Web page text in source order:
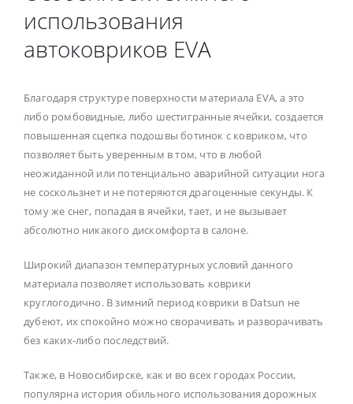
использования
автоковриков EVA
Благодаря структуре поверхности материала EVA, а это
либо ромбовидные, либо шестигранные ячейки, создается
повышенная сцепка подошвы ботинок с ковриком, что
позволяет быть уверенным в том, что в любой
неожиданной или потенциально аварийной ситуации нога
не соскользнет и не потеряются драгоценные секунды. К
тому же снег, попадая в ячейки, тает, и не вызывает
абсолютно никакого дискомфорта в салоне.
Широкий диапазон температурных условий данного
материала позволяет использовать коврики
круглогодично. В зимний период коврики в Datsun не
дубеют, их спокойно можно сворачивать и разворачивать
без каких-либо последствий.
Также, в Новосибирске, как и во всех городах России,
популярна история обильного использования дорожных